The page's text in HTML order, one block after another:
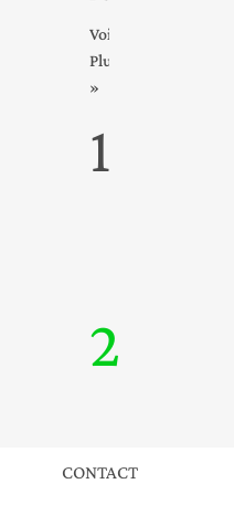
Voir
Plus
»
1
2
CONTACT